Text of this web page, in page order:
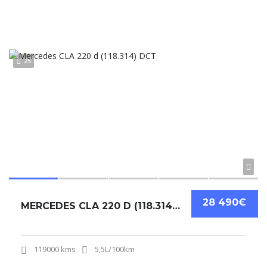
25
28 490€
MERCEDES CLA 220 D (118.314) DCT
119000 kms 5,5L/100km